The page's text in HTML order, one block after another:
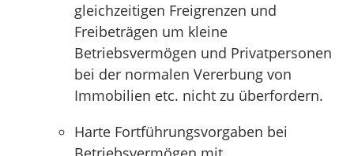
gleichzeitigen Freigrenzen und
Freibeträgen um kleine
Betriebsvermögen und Privatpersonen
bei der normalen Vererbung von
Immobilien etc. nicht zu überfordern.
Harte Fortführungsvorgaben bei